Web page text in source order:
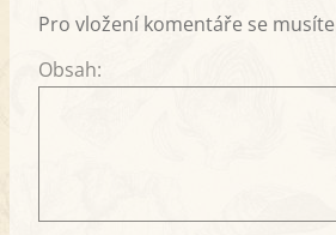
Pro vložení komentáře se musíte
Obsah: